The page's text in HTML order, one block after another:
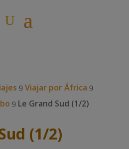
9 Viajar por África 9
9 Le Grand Sud (1/2)
(1/2)